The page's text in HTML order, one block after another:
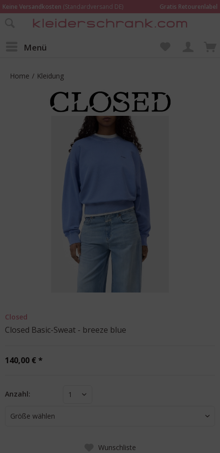
Keine Versandkosten (Standardversand DE)
Gratis Retourenlabel
Online bestellen – im Geschäft in Kempen anprobieren und beraten lassen
Menü
Home / Kleidung
Closed
Closed Basic-Sweat - breeze blue
140,00 € *
Anzahl: 1
Größe wählen
Wunschliste